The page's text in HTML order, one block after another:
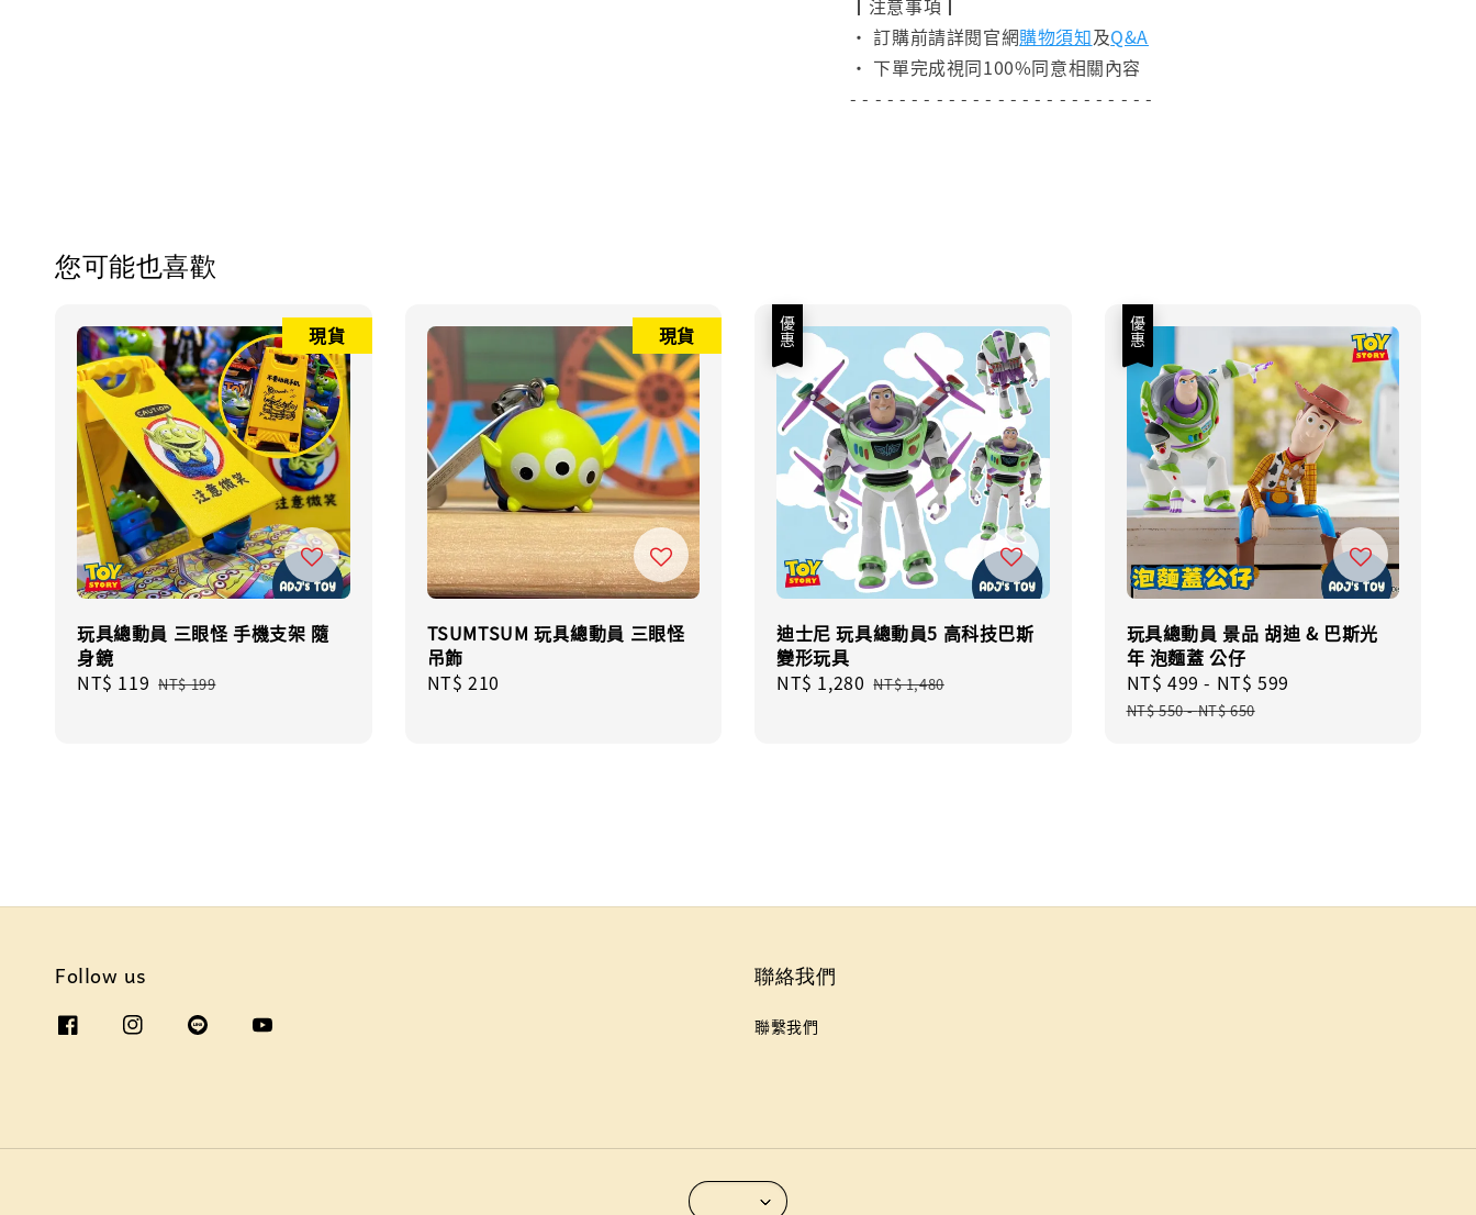
┃注意事項┃
• 訂購前請詳閱官網購物須知及Q&A
• 下單完成視同100%同意相關內容
- - - - - - - - - - - - - - - - - - - - - - - - -
您可能也喜歡
現貨
玩具總動員 三眼怪 手機支架 隨
身鏡
Sale
NT$ 119 Regular
NT$ 199
現貨
TSUMTSUM 玩具總動員 三眼怪
吊飾
Regular
NT$ 210
優惠
迪士尼 玩具總動員5 高科技巴斯
變形玩具
Sale
NT$ 1,280 Regular
NT$ 1,480
優惠
玩具總動員 景品 胡迪 & 巴斯光
年 泡麵蓋 公仔
Sale
price
NT$ 499 - NT$ 599
NT$ 550-NT$ 650
Follow us 聯絡我們
聯繫我們